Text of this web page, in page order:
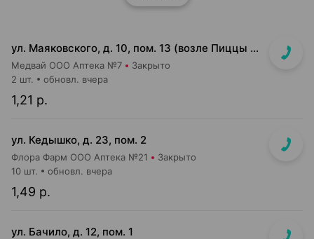
ул. Маяковского, д. 10, пом. 13 (возле Пиццы Мании)
Медвай ООО Аптека №7 Закрыто
1,21 р.
2 шт. обновл. вчера
ул. Кедышко, д. 23, пом. 2
Флора Фарм ООО Аптека №21 Закрыто
1,49 р.
10 шт. обновл. вчера
ул. Бачило, д. 12, пом. 1